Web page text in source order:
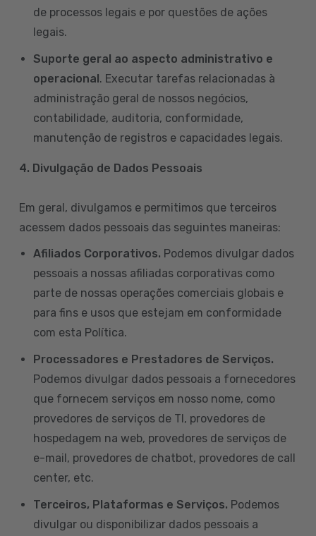
de processos legais e por questões de ações
legais.
Suporte geral ao aspecto administrativo e
operacional. Executar tarefas relacionadas à
administração geral de nossos negócios,
contabilidade, auditoria, conformidade,
manutenção de registros e capacidades legais.
4. Divulgação de Dados Pessoais
Em geral, divulgamos e permitimos que terceiros
acessem dados pessoais das seguintes maneiras:
Afiliados Corporativos. Podemos divulgar dados
pessoais a nossas afiliadas corporativas como
parte de nossas operações comerciais globais e
para fins e usos que estejam em conformidade
com esta Política.
Processadores e Prestadores de Serviços.
Podemos divulgar dados pessoais a fornecedores
que fornecem serviços em nosso nome, como
provedores de serviços de TI, provedores de
hospedagem na web, provedores de serviços de
e-mail, provedores de chatbot, provedores de call
center, etc.
Terceiros, Plataformas e Serviços. Podemos
divulgar ou disponibilizar dados pessoais a